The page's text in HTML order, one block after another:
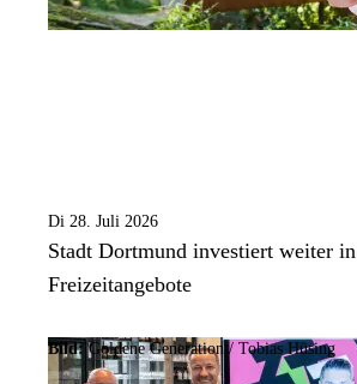
Di 28. Juli 2026
Stadt Dortmund investiert weiter
Freizeitangebote
Bild: Goldene Generation / Tobias Hüsing